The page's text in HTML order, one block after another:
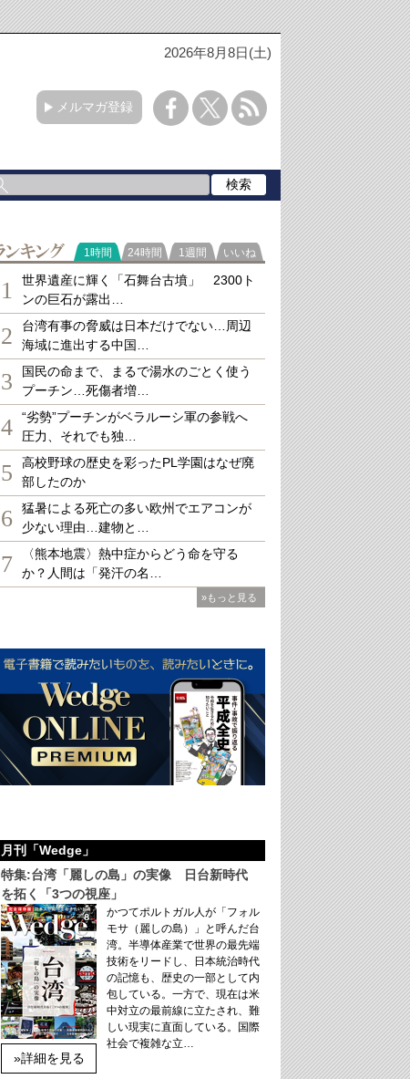
2026年8月8日(土)
メルマガ登録
ランキング
1時間 24時間 1週間 いいね
1
世界遺産に輝く「石舞台古墳」 2300ト
ンの巨石が露出…
2
台湾有事の脅威は日本だけでない…周辺
海域に進出する中国…
3
国民の命まで、まるで湯水のごとく使う
プーチン…死傷者増…
4
“劣勢”プーチンがベラルーシ軍の参戦へ
圧力、それでも独…
5
高校野球の歴史を彩ったPL学園はなぜ廃
部したのか
6
猛暑による死亡の多い欧州でエアコンが
少ない理由…建物と…
7
〈熊本地震〉熱中症からどう命を守る
か？人間は「発汗の名…
»もっと見る
月刊「Wedge」
特集:台湾「麗しの島」の実像 日台新時代
を拓く「3つの視座」
»詳細を見る
かつてポルトガル人が「フォル
モサ（麗しの島）」と呼んだ台
湾。半導体産業で世界の最先端
技術をリードし、日本統治時代
の記憶も、歴史の一部として内
包している。一方で、現在は米
中対立の最前線に立たされ、難
しい現実に直面している。国際
社会で複雑な立…